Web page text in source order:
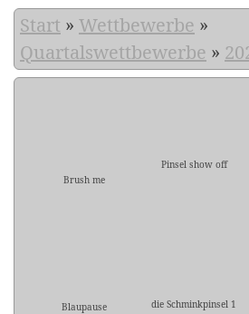
Start » Wettbewerbe »
Quartalswettbewerbe »
Brush me
Pinsel show off
Blaupause
die Schminkpinsel 1